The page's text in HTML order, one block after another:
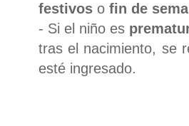
festivos o fin de
- Si el niño es
tras el nacimiento, se
esté ingresado.